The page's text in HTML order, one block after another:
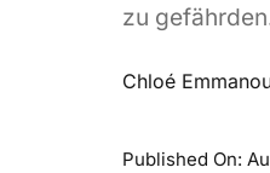
zu
Chloé
Published On: